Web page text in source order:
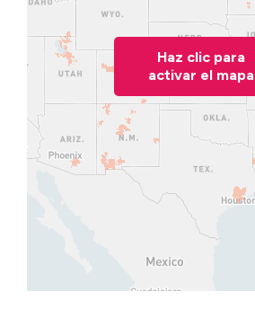
Haz clic para
activar el mapa